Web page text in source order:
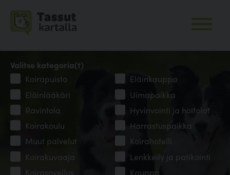
Valitse kategoria(t)
Koirapuisto
Eläinkauppa
Eläinlääkäri
Uimapaikka
Ravintola
Hyvinvointi ja hoitolat
Koirakoulu
Harrastuspaikka
Muut palvelut
Koirahotelli
Koirakuvaaja
Lenkkeily ja patikointi
Koirasovellus
Kauppa